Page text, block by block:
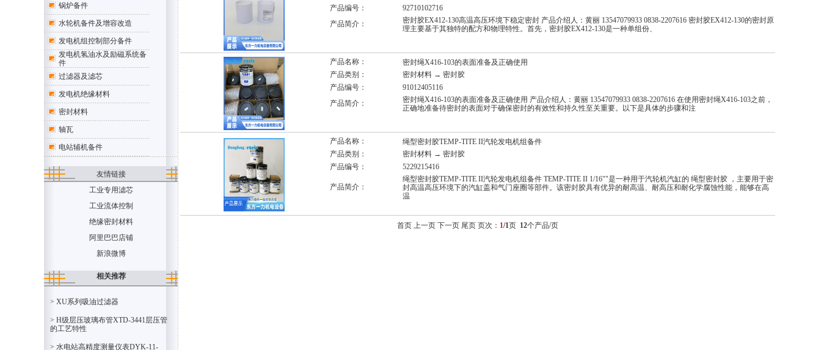
锅炉备件
水轮机备件及增容改造
发电机组控制部分备件
发电机氢油水及励磁系统备
件
过滤器及滤芯
发电机绝缘材料
密封材料
轴瓦
电站辅机备件
友情链接
工业专用滤芯
工业流体控制
绝缘密封材料
阿里巴巴店铺
新浪微博
相关推荐
> XU系列吸油过滤器
> H级层压玻璃布管XTD-3441层压管
的工艺特性
> 水电站高精度测量仪表DYK-11-
产品编号：
92710102716
产品简介：
密封胶EX412-130高温高压环境下稳定密封 产品介绍人：黄丽 13547079933 0838-2207616 密封胶EX412-130的密封原
理主要基于其独特的配方和物理特性。首先，密封胶EX412-130是一种单组份、
产品名称：
密封绳X416-103的表面准备及正确使用
产品类别：
密封材料 → 密封胶
产品编号：
91012405116
产品简介：
密封绳X416-103的表面准备及正确使用 产品介绍人：黄丽 13547079933 0838-2207616 在使用密封绳X416-103之前，
正确地准备待密封的表面对于确保密封的有效性和持久性至关重要。以下是具体的步骤和注
产品名称：
绳型密封胶TEMP-TITE II汽轮发电机组备件
产品类别：
密封材料 → 密封胶
产品编号：
5229215416
产品简介：
绳型密封胶TEMP-TITE II汽轮发电机组备件 TEMP-TITE II 1/16""是一种用于汽轮机汽缸的 绳型密封胶 ，主要用于密
封高温高压环境下的汽缸盖和气门座圈等部件。该密封胶具有优异的耐高温、耐高压和耐化学腐蚀性能，能够在高
温
首页 上一页 下一页 尾页 页次： 1/1页 12个产品/页